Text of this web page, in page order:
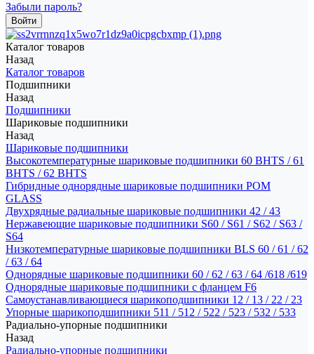
Забыли пароль?
Каталог товаров
Назад
Каталог товаров
Подшипники
Назад
Подшипники
Шариковые подшипники
Назад
Шариковые подшипники
Высокотемпературные шариковые подшипники 60 BHTS / 61
BHTS / 62 BHTS
Гибридные однорядные шариковые подшипники POM
GLASS
Двухрядные радиальные шариковые подшипники 42 / 43
Нержавеющие шариковые подшипники S60 / S61 / S62 / S63 /
S64
Низкотемпературные шариковые подшипники BLS 60 / 61 / 62
/ 63 / 64
Однорядные шариковые подшипники 60 / 62 / 63 / 64 /618 /619
Однорядные шариковые подшипники с фланцем F6
Самоустанавливающиеся шарикоподшипники 12 / 13 / 22 / 23
Упорные шарикоподшипники 511 / 512 / 522 / 523 / 532 / 533
Радиально-упорные подшипники
Назад
Радиально-упорные подшипники